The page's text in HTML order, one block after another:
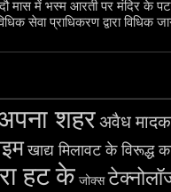
मास में भस्म आरती पर मंदिर के
सेवा प्राधिकरण द्वारा विधिक
शहरअवैध मादक
खाद्य मिलावट के विरूद्ध
हट के जोक्स